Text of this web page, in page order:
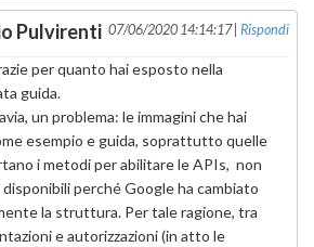
Pulvirenti 07/06/2020 14:14:17 |Rispondi
per quanto hai esposto nella
guida.
un problema: le immagini che hai
esempio e guida, soprattutto quelle
i metodi per abilitare le APIs, non
disponibili perché Google ha cambiato
la struttura. Per tale ragione, tra
e autorizzazioni (in atto le